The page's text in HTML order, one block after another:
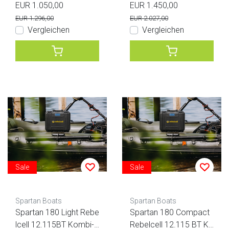
EUR 1.050,00
EUR 1.296,00
Vergleichen
EUR 1.450,00
EUR 2.027,00
Vergleichen
Sale
Spartan Boats
Spartan 180 Light Rebe
lcell 12.115BT Kombi-A
Sale
Spartan Boats
Spartan 180 Compact
Rebelcell 12.115 BT Ko